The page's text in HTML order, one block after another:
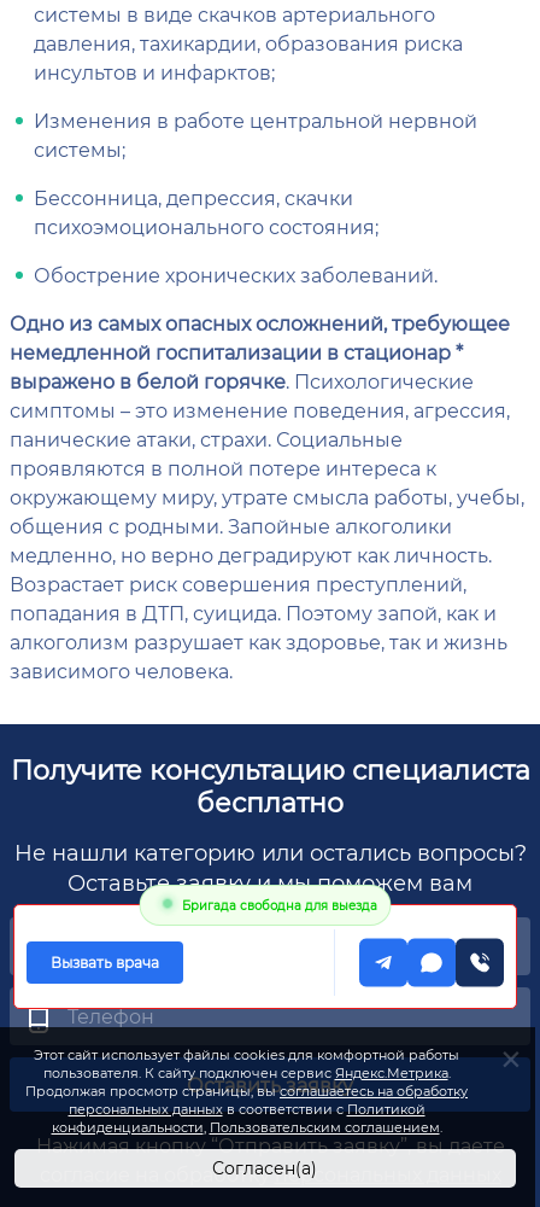
системы в виде скачков артериального
давления, тахикардии, образования риска
инсультов и инфарктов;
Изменения в работе центральной нервной
системы;
Бессонница, депрессия, скачки
психоэмоционального состояния;
Обострение хронических заболеваний.
Одно из самых опасных осложнений, требующее
немедленной госпитализации в стационар *
выражено в белой горячке. Психологические
симптомы – это изменение поведения, агрессия,
панические атаки, страхи. Социальные
проявляются в полной потере интереса к
окружающему миру, утрате смысла работы, учебы,
общения с родными. Запойные алкоголики
медленно, но верно деградируют как личность.
Возрастает риск совершения преступлений,
попадания в ДТП, суицида. Поэтому запой, как и
алкоголизм разрушает как здоровье, так и жизнь
зависимого человека.
Получите консультацию специалиста
бесплатно
Не нашли категорию или остались вопросы?
Оставьте заявку и мы поможем вам
Оставить заявку
Нажимая кнопку “Отправить заявку”, вы даете
согласие на обработкуперсональных данных
Этот сайт использует файлы cookies для комфортной работы
пользователя. К сайту подключен сервис Яндекс.Метрика.
Продолжая просмотр страницы, высоглашаетесь на обработку
персональных данныхв соответствии сПолитикой
конфиденциальности, Пользовательским соглашением.
Согласен(а)
Бригада свободна для выезда
Вызвать врача